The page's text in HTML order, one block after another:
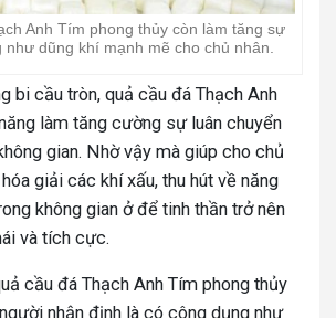
Anh Tím phong thủy còn làm tăng sự
như dũng khí mạnh mẽ cho chủ nhân.
bi cầu tròn, quả cầu đá Thạch Anh
làm tăng cường sự luân chuyển
gian. Nhờ vậy mà giúp cho chủ
giải các khí xấu, thu hút về năng
không gian ở để tinh thần trở nên
và tích cực.
cầu đá Thạch Anh Tím phong thủy
nhận định là có công dụng như